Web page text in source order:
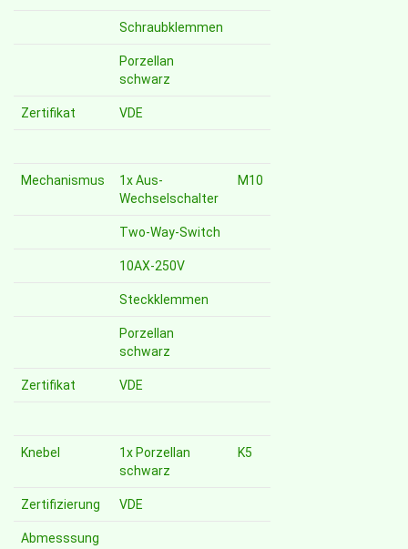
Schraubklemmen
Porzellan
schwarz
Zertifikat VDE
Mechanismus
1x Aus-
Wechselschalter
M10
Two-Way-Switch
10AX-250V
Steckklemmen
Porzellan
schwarz
Zertifikat VDE
Knebel
1x Porzellan
schwarz
K5
Zertifizierung VDE
Abmesssung